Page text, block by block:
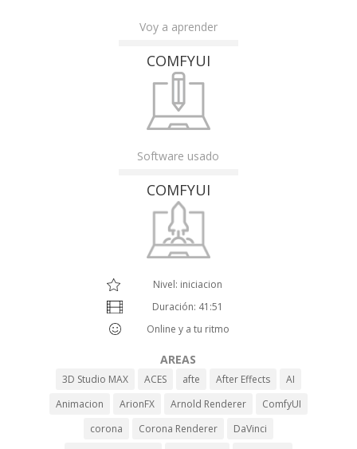
Voy a aprender
COMFYUI
Software usado
COMFYUI
Nivel: iniciacion
Duración: 41:51
Online y a tu ritmo
AREAS
3D Studio MAX ACES afte After Effects
AI
Animacion
ArionFX Arnold Renderer
ComfyUI
corona
Corona Renderer
DaVinci